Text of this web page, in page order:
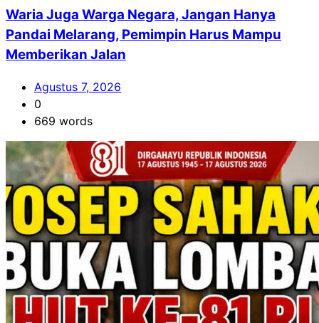
Waria Juga Warga Negara, Jangan Hanya
Pandai Melarang, Pemimpin Harus Mampu
Memberikan Jalan
Agustus 7, 2026
0
669 words